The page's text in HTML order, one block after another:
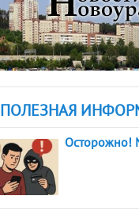
ПОЛЕЗНАЯ
Осторожно!